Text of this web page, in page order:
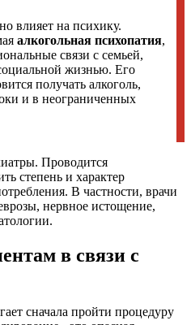
влияет на психику.
алкогольная психопатия,
связи с семьей,
жизнью. Его
получать алкоголь,
и в неограниченных
Проводится
степень и характер
В частности, врачи
нервное истощение,
в связи с
сначала пройти процедуру